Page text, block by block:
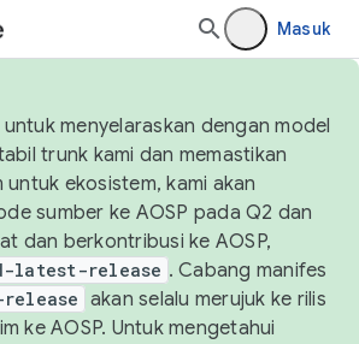
Masuk
menyelaraskan dengan model
trunk kami dan memastikan
ekosistem, kami akan
sumber ke AOSP pada Q2 dan
dan berkontribusi ke AOSP,
latest-release . Cabang manifes
akan selalu merujuk ke rilis
ke AOSP. Untuk mengetahui